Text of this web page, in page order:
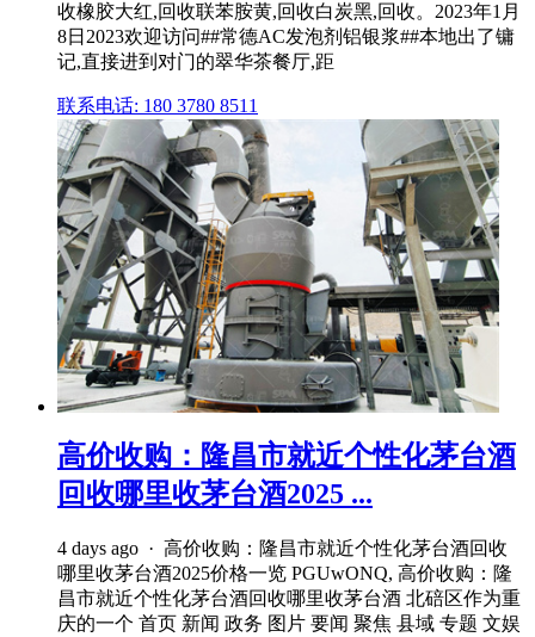
收橡胶大红,回收联苯胺黄,回收白炭黑,回收。2023年1月
8日2023欢迎访问##常德AC发泡剂铝银浆##本地出了镛
记,直接进到对门的翠华茶餐厅,距
联系电话: 180 3780 8511
高价收购：隆昌市就近个性化茅台酒
回收哪里收茅台酒2025 ...
4 days ago · 高价收购：隆昌市就近个性化茅台酒回收
哪里收茅台酒2025价格一览 PGUwONQ, 高价收购：隆
昌市就近个性化茅台酒回收哪里收茅台酒 北碚区作为重
庆的一个 首页 新闻 政务 图片 要闻 聚焦 县域 专题 文娱